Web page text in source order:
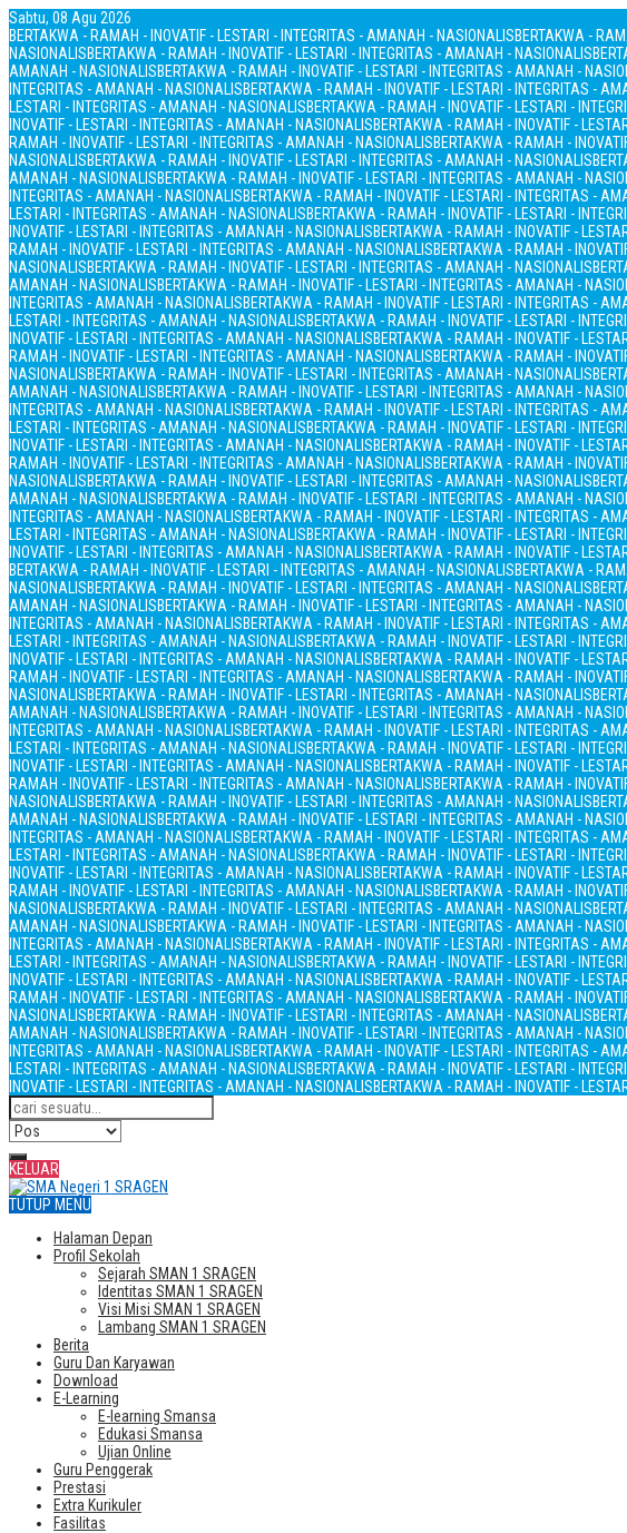
Sabtu, 08 Agu 2026
BERTAKWA - RAMAH - INOVATIF - LESTARI - INTEGRITAS - AMANAH - NASIONALISBERTAKWA -
NASIONALISBERTAKWA - RAMAH - INOVATIF - LESTARI - INTEGRITAS - AMANAH - NASIONALIS
AMANAH - NASIONALISBERTAKWA - RAMAH - INOVATIF - LESTARI - INTEGRITAS - AMANAH -
INTEGRITAS - AMANAH - NASIONALISBERTAKWA - RAMAH - INOVATIF - LESTARI - INTEGRITAS -
LESTARI - INTEGRITAS - AMANAH - NASIONALISBERTAKWA - RAMAH - INOVATIF - LESTARI -
INOVATIF - LESTARI - INTEGRITAS - AMANAH - NASIONALISBERTAKWA - RAMAH - INOVATIF -
RAMAH - INOVATIF - LESTARI - INTEGRITAS - AMANAH - NASIONALISBERTAKWA - RAMAH -
NASIONALISBERTAKWA - RAMAH - INOVATIF - LESTARI - INTEGRITAS - AMANAH - NASIONALIS
AMANAH - NASIONALISBERTAKWA - RAMAH - INOVATIF - LESTARI - INTEGRITAS - AMANAH -
INTEGRITAS - AMANAH - NASIONALISBERTAKWA - RAMAH - INOVATIF - LESTARI - INTEGRITAS -
LESTARI - INTEGRITAS - AMANAH - NASIONALISBERTAKWA - RAMAH - INOVATIF - LESTARI -
INOVATIF - LESTARI - INTEGRITAS - AMANAH - NASIONALISBERTAKWA - RAMAH - INOVATIF -
RAMAH - INOVATIF - LESTARI - INTEGRITAS - AMANAH - NASIONALISBERTAKWA - RAMAH -
NASIONALISBERTAKWA - RAMAH - INOVATIF - LESTARI - INTEGRITAS - AMANAH - NASIONALIS
AMANAH - NASIONALISBERTAKWA - RAMAH - INOVATIF - LESTARI - INTEGRITAS - AMANAH -
INTEGRITAS - AMANAH - NASIONALISBERTAKWA - RAMAH - INOVATIF - LESTARI - INTEGRITAS -
LESTARI - INTEGRITAS - AMANAH - NASIONALISBERTAKWA - RAMAH - INOVATIF - LESTARI -
INOVATIF - LESTARI - INTEGRITAS - AMANAH - NASIONALISBERTAKWA - RAMAH - INOVATIF -
RAMAH - INOVATIF - LESTARI - INTEGRITAS - AMANAH - NASIONALISBERTAKWA - RAMAH -
NASIONALISBERTAKWA - RAMAH - INOVATIF - LESTARI - INTEGRITAS - AMANAH - NASIONALIS
AMANAH - NASIONALISBERTAKWA - RAMAH - INOVATIF - LESTARI - INTEGRITAS - AMANAH -
INTEGRITAS - AMANAH - NASIONALISBERTAKWA - RAMAH - INOVATIF - LESTARI - INTEGRITAS -
LESTARI - INTEGRITAS - AMANAH - NASIONALISBERTAKWA - RAMAH - INOVATIF - LESTARI -
INOVATIF - LESTARI - INTEGRITAS - AMANAH - NASIONALISBERTAKWA - RAMAH - INOVATIF -
RAMAH - INOVATIF - LESTARI - INTEGRITAS - AMANAH - NASIONALISBERTAKWA - RAMAH -
NASIONALISBERTAKWA - RAMAH - INOVATIF - LESTARI - INTEGRITAS - AMANAH - NASIONALIS
AMANAH - NASIONALISBERTAKWA - RAMAH - INOVATIF - LESTARI - INTEGRITAS - AMANAH -
INTEGRITAS - AMANAH - NASIONALISBERTAKWA - RAMAH - INOVATIF - LESTARI - INTEGRITAS -
LESTARI - INTEGRITAS - AMANAH - NASIONALISBERTAKWA - RAMAH - INOVATIF - LESTARI -
INOVATIF - LESTARI - INTEGRITAS - AMANAH - NASIONALISBERTAKWA - RAMAH - INOVATIF -
BERTAKWA - RAMAH - INOVATIF - LESTARI - INTEGRITAS - AMANAH - NASIONALISBERTAKWA -
NASIONALISBERTAKWA - RAMAH - INOVATIF - LESTARI - INTEGRITAS - AMANAH - NASIONALIS
AMANAH - NASIONALISBERTAKWA - RAMAH - INOVATIF - LESTARI - INTEGRITAS - AMANAH -
INTEGRITAS - AMANAH - NASIONALISBERTAKWA - RAMAH - INOVATIF - LESTARI - INTEGRITAS -
LESTARI - INTEGRITAS - AMANAH - NASIONALISBERTAKWA - RAMAH - INOVATIF - LESTARI -
INOVATIF - LESTARI - INTEGRITAS - AMANAH - NASIONALISBERTAKWA - RAMAH - INOVATIF -
RAMAH - INOVATIF - LESTARI - INTEGRITAS - AMANAH - NASIONALISBERTAKWA - RAMAH -
NASIONALISBERTAKWA - RAMAH - INOVATIF - LESTARI - INTEGRITAS - AMANAH - NASIONALIS
AMANAH - NASIONALISBERTAKWA - RAMAH - INOVATIF - LESTARI - INTEGRITAS - AMANAH -
INTEGRITAS - AMANAH - NASIONALISBERTAKWA - RAMAH - INOVATIF - LESTARI - INTEGRITAS -
LESTARI - INTEGRITAS - AMANAH - NASIONALISBERTAKWA - RAMAH - INOVATIF - LESTARI -
INOVATIF - LESTARI - INTEGRITAS - AMANAH - NASIONALISBERTAKWA - RAMAH - INOVATIF -
RAMAH - INOVATIF - LESTARI - INTEGRITAS - AMANAH - NASIONALISBERTAKWA - RAMAH -
NASIONALISBERTAKWA - RAMAH - INOVATIF - LESTARI - INTEGRITAS - AMANAH - NASIONALIS
AMANAH - NASIONALISBERTAKWA - RAMAH - INOVATIF - LESTARI - INTEGRITAS - AMANAH -
INTEGRITAS - AMANAH - NASIONALISBERTAKWA - RAMAH - INOVATIF - LESTARI - INTEGRITAS -
LESTARI - INTEGRITAS - AMANAH - NASIONALISBERTAKWA - RAMAH - INOVATIF - LESTARI -
INOVATIF - LESTARI - INTEGRITAS - AMANAH - NASIONALISBERTAKWA - RAMAH - INOVATIF -
RAMAH - INOVATIF - LESTARI - INTEGRITAS - AMANAH - NASIONALISBERTAKWA - RAMAH -
NASIONALISBERTAKWA - RAMAH - INOVATIF - LESTARI - INTEGRITAS - AMANAH - NASIONALIS
AMANAH - NASIONALISBERTAKWA - RAMAH - INOVATIF - LESTARI - INTEGRITAS - AMANAH -
INTEGRITAS - AMANAH - NASIONALISBERTAKWA - RAMAH - INOVATIF - LESTARI - INTEGRITAS -
LESTARI - INTEGRITAS - AMANAH - NASIONALISBERTAKWA - RAMAH - INOVATIF - LESTARI -
INOVATIF - LESTARI - INTEGRITAS - AMANAH - NASIONALISBERTAKWA - RAMAH - INOVATIF -
RAMAH - INOVATIF - LESTARI - INTEGRITAS - AMANAH - NASIONALISBERTAKWA - RAMAH -
NASIONALISBERTAKWA - RAMAH - INOVATIF - LESTARI - INTEGRITAS - AMANAH - NASIONALIS
AMANAH - NASIONALISBERTAKWA - RAMAH - INOVATIF - LESTARI - INTEGRITAS - AMANAH -
INTEGRITAS - AMANAH - NASIONALISBERTAKWA - RAMAH - INOVATIF - LESTARI - INTEGRITAS -
LESTARI - INTEGRITAS - AMANAH - NASIONALISBERTAKWA - RAMAH - INOVATIF - LESTARI -
INOVATIF - LESTARI - INTEGRITAS - AMANAH - NASIONALISBERTAKWA - RAMAH - INOVATIF -
KELUAR
TUTUP MENU
Halaman Depan
Profil Sekolah
Sejarah SMAN 1 SRAGEN
Identitas SMAN 1 SRAGEN
Visi Misi SMAN 1 SRAGEN
Lambang SMAN 1 SRAGEN
Berita
Guru Dan Karyawan
Download
E-Learning
E-learning Smansa
Edukasi Smansa
Ujian Online
Guru Penggerak
Prestasi
Extra Kurikuler
Fasilitas